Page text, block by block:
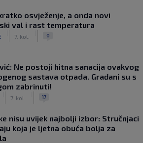
osvježenje, a onda novi
val i rast temperatura
7. kol. 0
Ne postoji hitna sanacija ovakvog
sastava otpada. Građani su s
zabrinuti!
7. kol. 17
nisu uvijek najbolji izbor: Stručnjaci
koja je ljetna obuća bolja za